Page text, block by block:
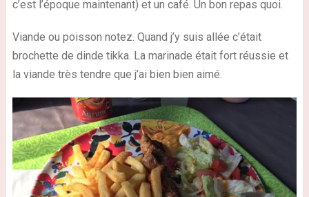
c’est l’époque maintenant) et un café. Un bon repas quoi.
Viande ou poisson notez. Quand j’y suis allée c’était
brochette de dinde tikka. La marinade était fort réussie et
la viande très tendre que j’ai bien bien aimé.